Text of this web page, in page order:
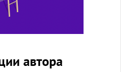
автора